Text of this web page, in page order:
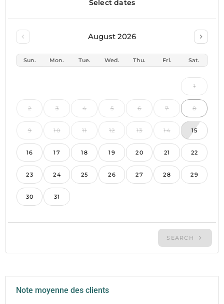
Note moyenne des clients